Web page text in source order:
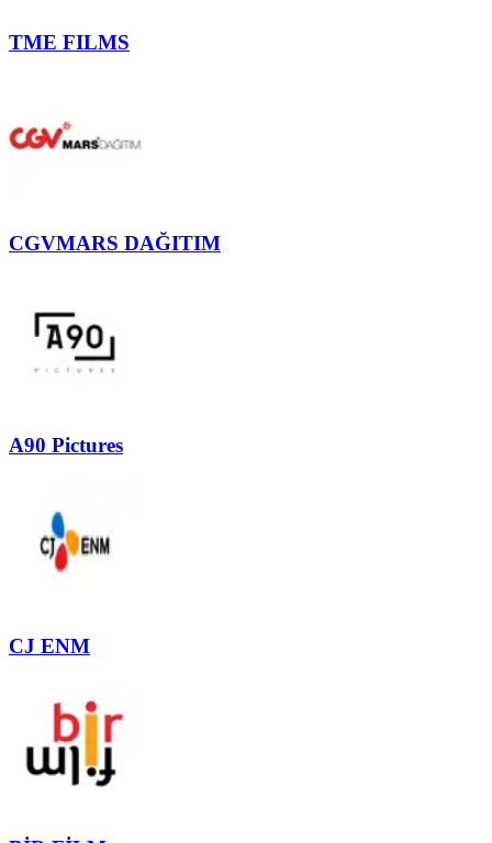
TME FILMS
CGVMARS DAĞITIM
A90 Pictures
CJ ENM